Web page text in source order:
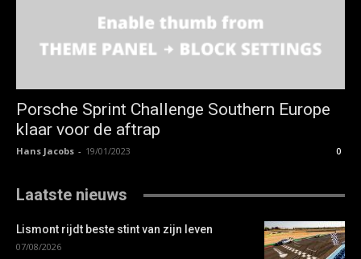
Porsche Sprint Challenge Southern Europe
klaar voor de aftrap
Hans Jacobs - 19/01/2023 0
Laatste nieuws
Lismont rijdt beste stint van zijn leven
07/08/2026